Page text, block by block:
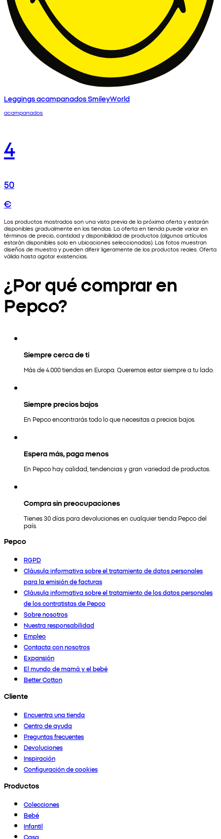
Leggings acampanados SmileyWorld
acampanados
4
50
€
Los productos mostrados son una vista previa de la próxima oferta y estarán
disponibles gradualmente en las tiendas. La oferta en tienda puede variar en
términos de precio, cantidad y disponibilidad de productos (algunos artículos
estarán disponibles solo en ubicaciones seleccionadas). Las fotos muestran
diseños de muestra y pueden diferir ligeramente de los productos reales. Oferta
válida hasta agotar existencias.
¿Por qué comprar en
Pepco?
Siempre cerca de ti
Más de 4.000 tiendas en Europa. Queremos estar siempre a tu lado.
Siempre precios bajos
En Pepco encontrarás todo lo que necesitas a precios bajos.
Espera más, paga menos
En Pepco hay calidad, tendencias y gran variedad de productos.
Compra sin preocupaciones
Tienes 30 días para devoluciones en cualquier tienda Pepco del
país.
Pepco
RGPD
Cláusula informativa sobre el tratamiento de datos personales
para la emisión de facturas
Cláusula informativa sobre el tratamiento de los datos personales
de los contratistas de Pepco
Sobre nosotros
Nuestra responsabilidad
Empleo
Contacta con nosotros
Expansión
El mundo de mamá y el bebé
Better Cotton
Cliente
Encuentra una tienda
Centro de ayuda
Preguntas frecuentes
Devoluciones
Inspiración
Configuración de cookies
Productos
Colecciones
Bebé
Infantil
Casa